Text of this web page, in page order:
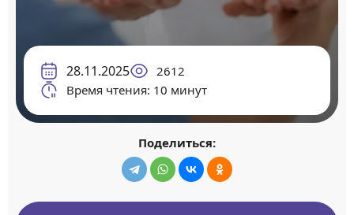
28.11.2025
2612
Время чтения: 10 минут
Поделиться: